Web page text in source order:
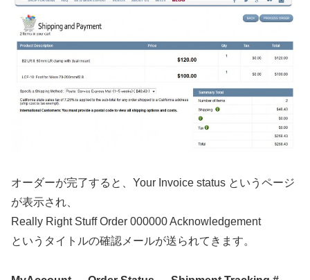
オーダーが完了すると、Your Invoice status というページ
が表示され、
Really Right Stuff Order 000000 Acknowledgement
というタイトルの確認メールが送られてきます。